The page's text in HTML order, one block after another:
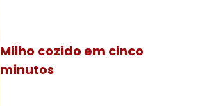
Milho cozido em cinco
minutos